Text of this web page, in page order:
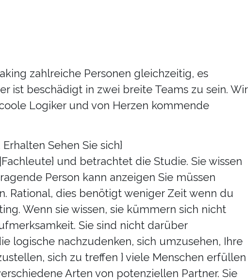
zahlreiche Personen gleichzeitig, es
ist beschädigt in zwei breite Teams zu sein. Wir
Logiker und von Herzen kommende
Erhalten Sehen Sie sich}
und betrachtet die Studie. Sie wissen
Person kann anzeigen Sie müssen
Rational, dies benötigt weniger Zeit wenn du
Wenn sie wissen, sie kümmern sich nicht
Sie sind nicht darüber
logische nachzudenken, sich umzusehen, Ihre
sich zu treffen } viele Menschen erfüllen
Arten von potenziellen Partner. Sie